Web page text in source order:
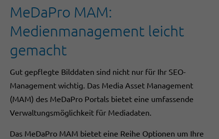
MeDaPro MAM:
Medienmanagement leicht
gemacht
Gut gepflegte Bilddaten sind nicht nur für Ihr SEO-
Management wichtig. Das Media Asset Management
(MAM) des MeDaPro Portals bietet eine umfassende
Verwaltungsmöglichkeit für Mediadaten.
Das MeDaPro MAM bietet eine Reihe Optionen um Ihre